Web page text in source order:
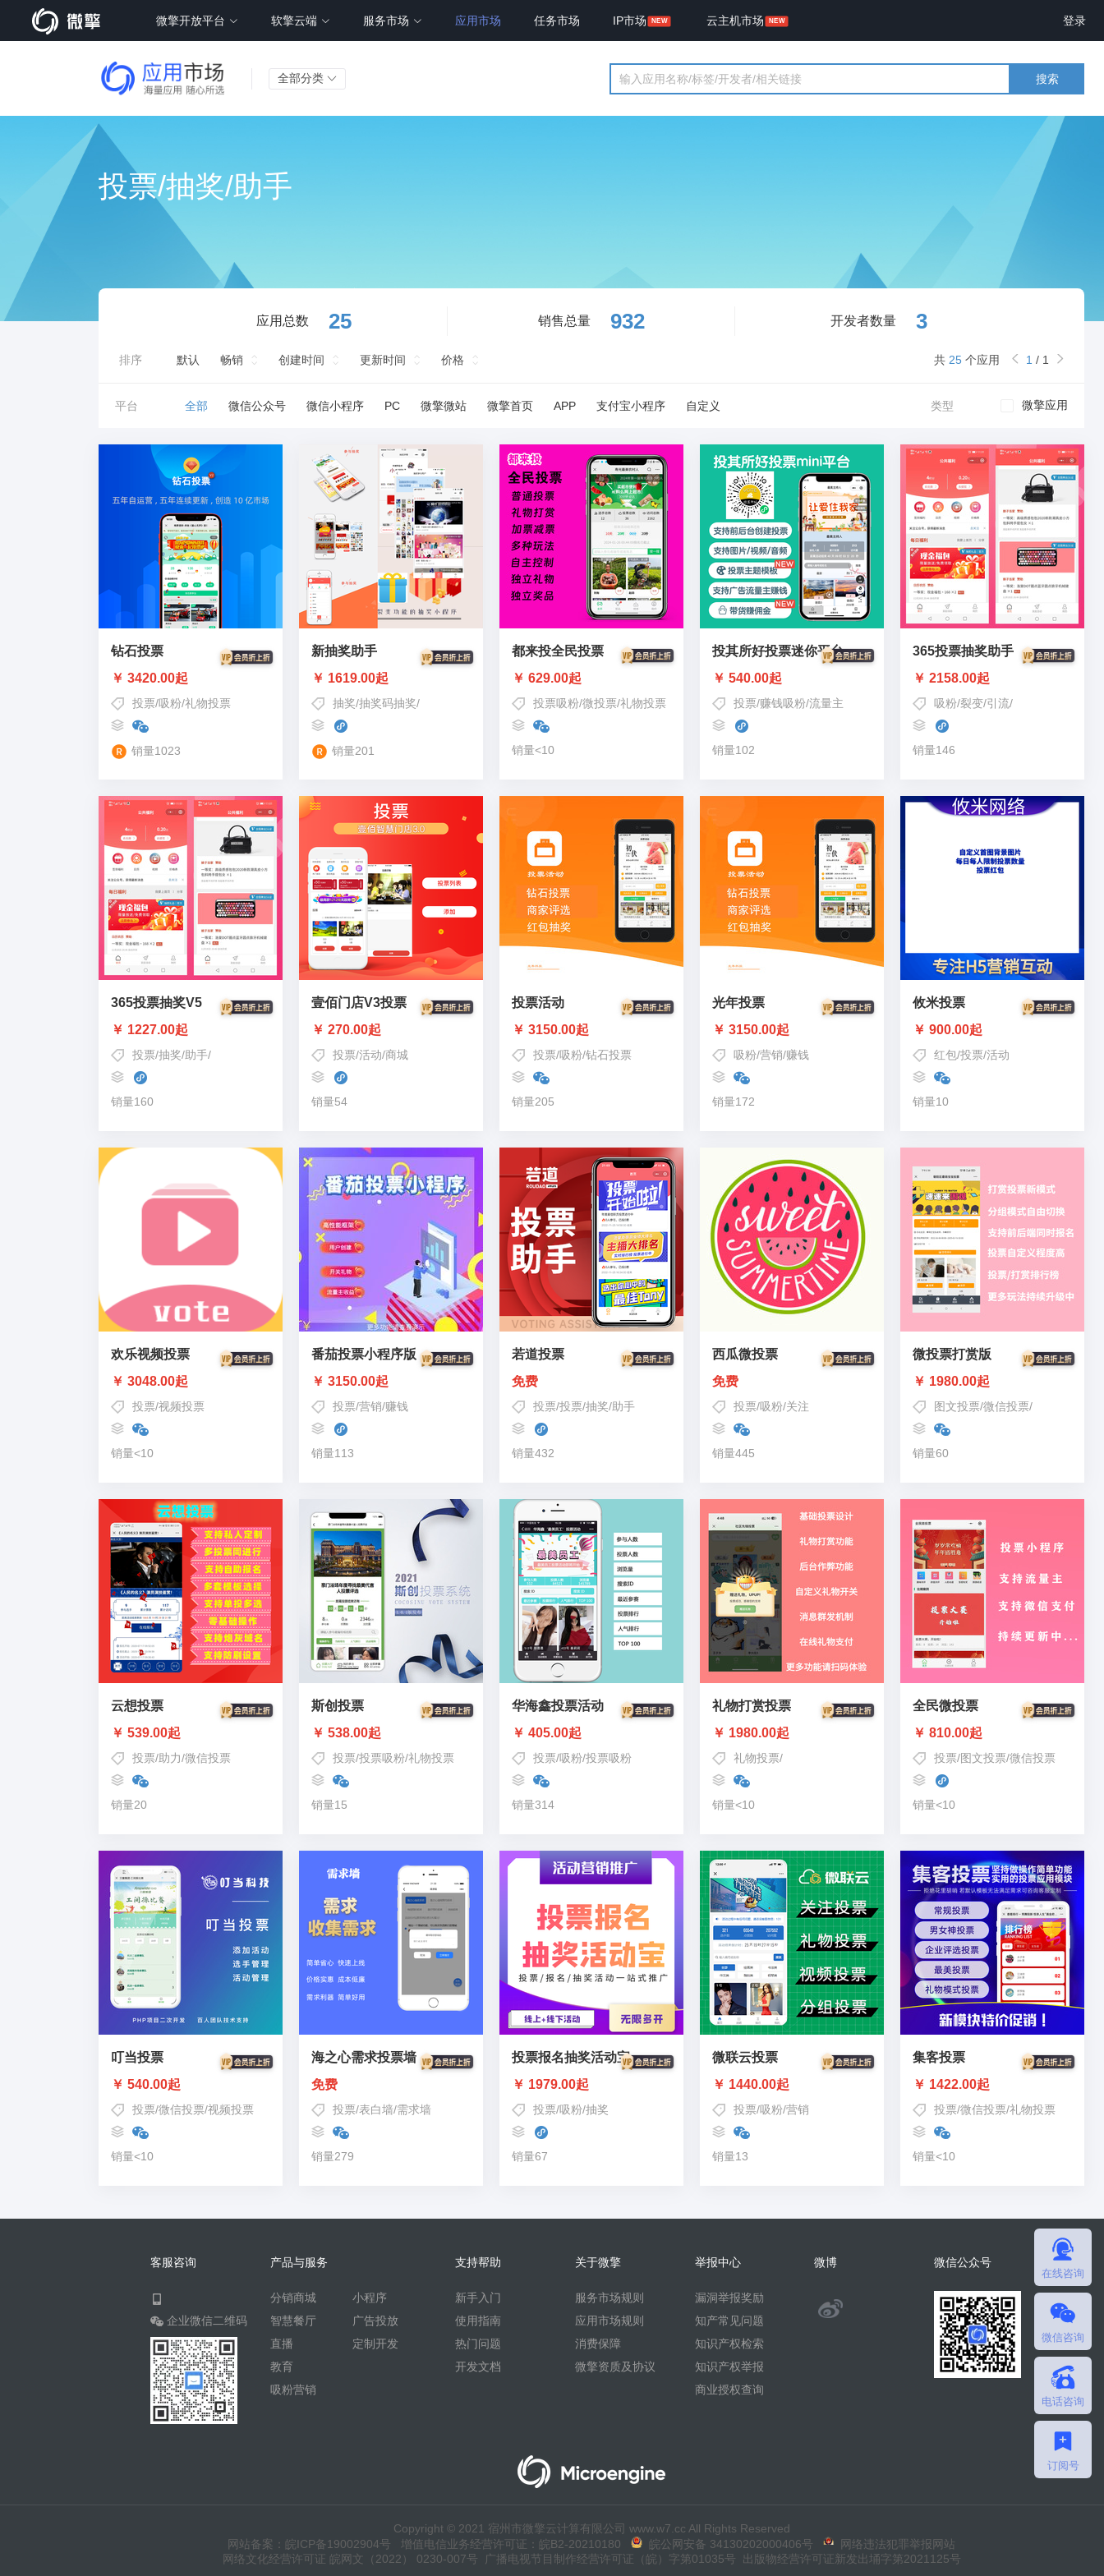
微擎开放平台 软擎云端 服务市场 应用市场 任务市场 IP市场 云主机市场 登录
在线咨询
微信咨询
电话咨询
订阅号
全部分类 搜索
投票/抽奖/助手
应用总数 25 销售总量 932 开发者数量 3
排序 默认 畅销 创建时间 更新时间 价格 共 25 个应用 1 / 1
平台 全部 微信公众号 微信小程序 PC 微擎微站 微擎首页 APP 支付宝小程序 自定义 类型 微擎应用
钻石投票
￥ 3420.00起
投票/吸粉/礼物投票
销量1023
新抽奖助手
￥ 1619.00起
抽奖/抽奖码抽奖/ 投票/抽奖/助手/活动抽奖/营销/吸粉
销量201
都来投全民投票
￥ 629.00起
投票吸粉/微投票/礼物投票
销量<10
投其所好投票迷你平台
￥ 540.00起
投票/赚钱吸粉/流量主
销量102
365投票抽奖助手
￥ 2158.00起
吸粉/裂变/引流/
销量146
365投票抽奖V5
￥ 1227.00起
投票/抽奖/助手/ 活动抽奖/营销/积分签到//吸粉，拓客，引流，活动抽奖
销量160
壹佰门店V3投票
￥ 270.00起
投票/活动/商城
销量54
投票活动
￥ 3150.00起
投票/吸粉/钻石投票
销量205
光年投票
￥ 3150.00起
吸粉/营销/赚钱
销量172
攸米投票
￥ 900.00起
红包/投票/活动
销量10
欢乐视频投票
￥ 3048.00起
投票/视频投票
销量<10
番茄投票小程序版
￥ 3150.00起
投票/营销/赚钱
销量113
若道投票
免费
投票/投票/抽奖/助手
销量432
西瓜微投票
免费
投票/吸粉/关注
销量445
微投票打赏版
￥ 1980.00起
图文投票/微信投票/
销量60
云想投票
￥ 539.00起
投票/助力/微信投票
销量20
斯创投票
￥ 538.00起
投票/投票吸粉/礼物投票
销量15
华海鑫投票活动
￥ 405.00起
投票/吸粉/投票吸粉
销量314
礼物打赏投票
￥ 1980.00起
礼物投票/ 微信投票刷礼物
销量<10
全民微投票
￥ 810.00起
投票/图文投票/微信投票
销量<10
叮当投票
￥ 540.00起
投票/微信投票/视频投票
销量<10
海之心需求投票墙
免费
投票/表白墙/需求墙
销量279
投票报名抽奖活动宝
￥ 1979.00起
投票/吸粉/抽奖
销量67
微联云投票
￥ 1440.00起
投票/吸粉/营销
销量13
集客投票
￥ 1422.00起
投票/微信投票/礼物投票
销量<10
客服咨询
企业微信二维码
产品与服务
分销商城
智慧餐厅
直播
教育
吸粉营销
小程序
广告投放
定制开发
支持帮助
新手入门
使用指南
热门问题
开发文档
关于微擎
服务市场规则
应用市场规则
消费保障
微擎资质及协议
举报中心
漏洞举报奖励
知产常见问题
知识产权检索
知识产权举报
商业授权查询
微博 微信公众号
Copyright © 2021 宿州市微擎云计算有限公司 www.w7.cc All Rights Reserved
网站备案：皖ICP备19002904号 增值电信业务经营许可证：皖B2-20210180 皖公网安备 34130202000406号
网络违法犯罪举报网站
网络文化经营许可证 皖网文（2022） 0230-007号 广播电视节目制作经营许可证（皖）字第01035号 出版物经营许可证新发出埇字第2021125号